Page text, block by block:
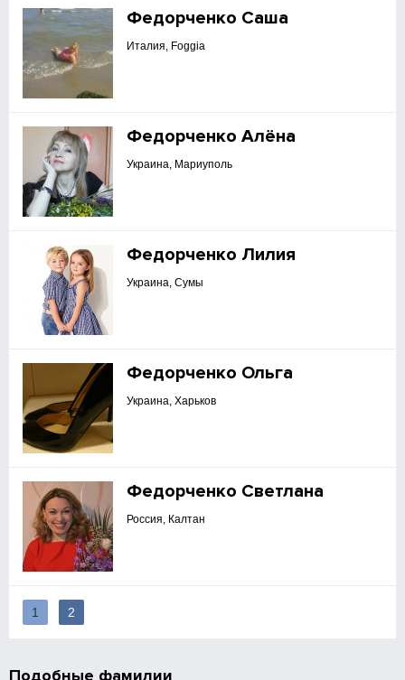
Федорченко Саша
Италия, Foggia
Федорченко Алёна
Украина, Мариуполь
Федорченко Лилия
Украина, Сумы
Федорченко Ольга
Украина, Харьков
Федорченко Светлана
Россия, Калтан
1 2
Подобные фамилии